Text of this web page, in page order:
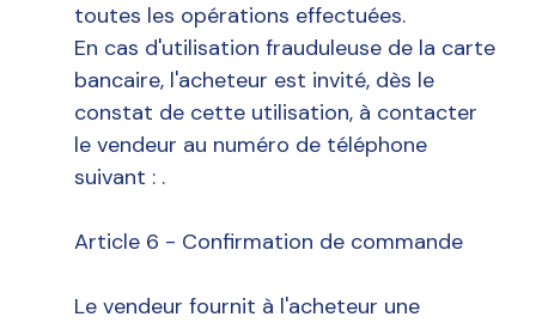
toutes les opérations effectuées.
En cas d'utilisation frauduleuse de la carte
bancaire, l'acheteur est invité, dès le
constat de cette utilisation, à contacter
le vendeur au numéro de téléphone
suivant : .
Article 6 - Confirmation de commande
Le vendeur fournit à l'acheteur une